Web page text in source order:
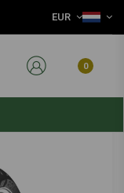
EUR
0
17 inch Sport-/Straatbanden